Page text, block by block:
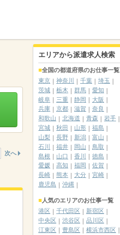
次へ
エリアから派遣求人検索
全国の都道府県のお仕事一覧
東京
神奈川 千葉
埼玉
茨城
栃木 群馬
愛知
岐阜
三重 静岡
大阪
兵庫
京都 滋賀
奈良
和歌山
北海道 青森
岩手
宮城
秋田 山形
福島
山梨
長野 新潟
富山
石川
福井 岡山
鳥取
島根
山口 香川
徳島
愛媛
高知 福岡
佐賀
長崎
熊本 大分
宮崎
鹿児島
沖縄
人気のエリアのお仕事一覧
港区
千代田区
新宿区
中央区
渋谷区
品川区
江東区
豊島区
横浜市西区